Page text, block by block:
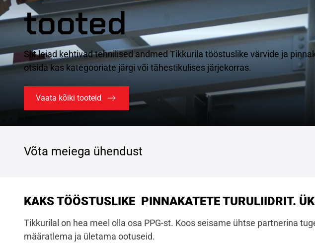
tooted
Siit leiad kehtivad tehnilised andmed Tikkurila tööstuslike värvide ja
otsida kas kategooriate järgi või tähestikulises järjekorras.
Vaata kõiki tooteid
Võta meiega ühendust
KAKS TÖÖSTUSLIKE PINNAKATETE TURULIIDRIT.
Tikkurilal on hea meel olla osa PPG-st. Koos seisame ühtse partnerina
määratlema ja ületama ootuseid.